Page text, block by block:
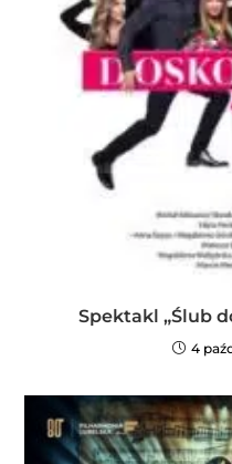
Spektakl „Ślub
4